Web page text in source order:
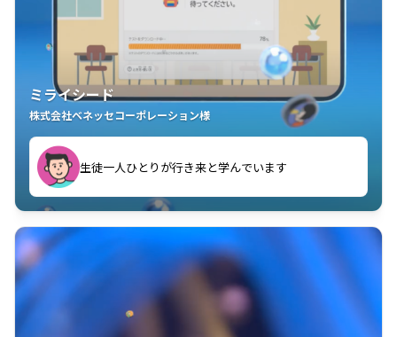
ミライシード
株式会社ベネッセコーポレーション様
生徒一人ひとりが行き来と学んでいます
教室中の児童生徒が「問題が解けてうれしい」「解く
ことが楽しい」を実感しています